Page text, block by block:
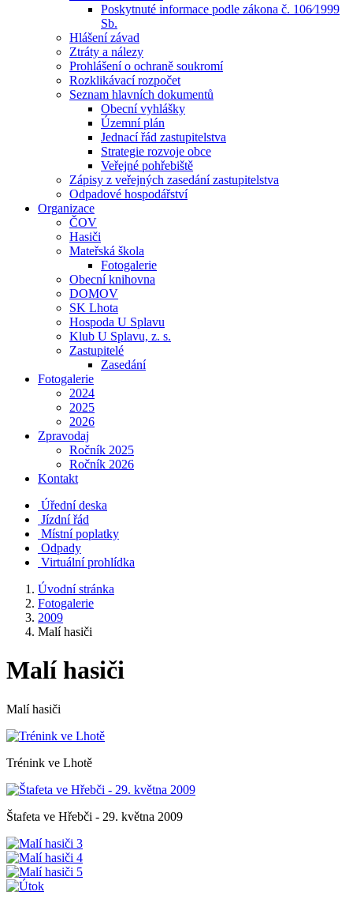
Poskytnuté informace podle zákona č. 106⁄1999
Sb.
Hlášení závad
Ztráty a nálezy
Prohlášení o ochraně soukromí
Rozklikávací rozpočet
Seznam hlavních dokumentů
Obecní vyhlášky
Územní plán
Jednací řád zastupitelstva
Strategie rozvoje obce
Veřejné pohřebiště
Zápisy z veřejných zasedání zastupitelstva
Odpadové hospodářství
Organizace
ČOV
Hasiči
Mateřská škola
Fotogalerie
Obecní knihovna
DOMOV
SK Lhota
Hospoda U Splavu
Klub U Splavu, z. s.
Zastupitelé
Zasedání
Fotogalerie
2024
2025
2026
Zpravodaj
Ročník 2025
Ročník 2026
Kontakt
Úřední deska
Jízdní řád
Místní poplatky
Odpady
Virtuální prohlídka
Úvodní stránka
Fotogalerie
2009
Malí hasiči
Malí hasiči
Malí hasiči
Trénink ve Lhotě
Štafeta ve Hřebči - 29. května 2009